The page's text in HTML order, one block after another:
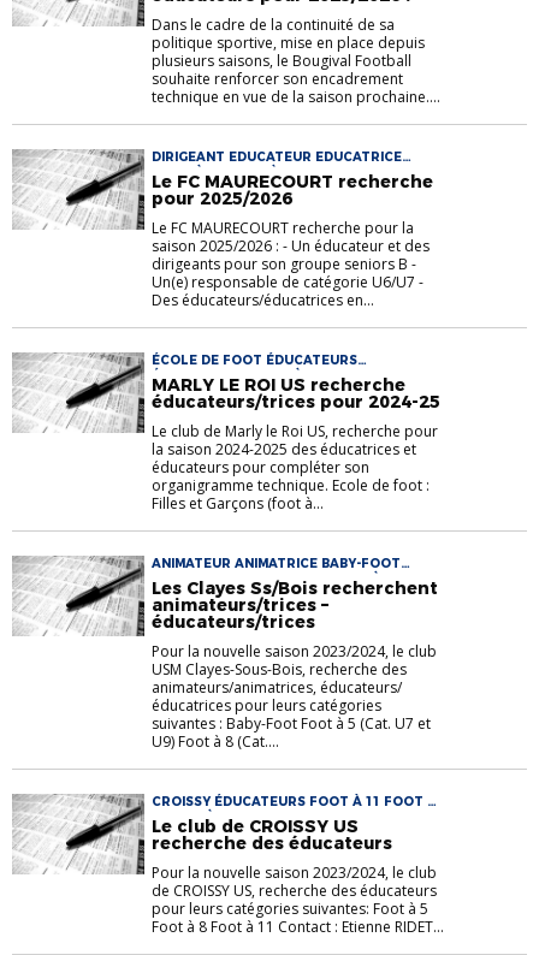
Dans le cadre de la continuité de sa
politique sportive, mise en place depuis
plusieurs saisons, le Bougival Football
souhaite renforcer son encadrement
technique en vue de la saison prochaine....
DIRIGEANT EDUCATEUR EDUCATRICE
FOOT À 11 FOOT À 8 RESPONSABLE
SENIORS U16/U7
Le FC MAURECOURT recherche
pour 2025/2026
Le FC MAURECOURT recherche pour la
saison 2025/2026 : - Un éducateur et des
dirigeants pour son groupe seniors B -
Un(e) responsable de catégorie U6/U7 -
Des éducateurs/éducatrices en...
ÉCOLE DE FOOT ÉDUCATEURS
ÉDUCATRICES FOOT À 11 FOOTBALL
FÉMININ
MARLY LE ROI US recherche
éducateurs/trices pour 2024-25
Le club de Marly le Roi US, recherche pour
la saison 2024-2025 des éducatrices et
éducateurs pour compléter son
organigramme technique. Ecole de foot :
Filles et Garçons (foot à...
ANIMATEUR ANIMATRICE BABY-FOOT
EDUCATEUR EDUCATRICE FOOT À 11 FOOT
À 5 FOOT À 8
Les Clayes Ss/Bois recherchent
animateurs/trices –
éducateurs/trices
Pour la nouvelle saison 2023/2024, le club
USM Clayes-Sous-Bois, recherche des
animateurs/animatrices, éducateurs/
éducatrices pour leurs catégories
suivantes : Baby-Foot Foot à 5 (Cat. U7 et
U9) Foot à 8 (Cat....
CROISSY ÉDUCATEURS FOOT À 11 FOOT À
5 FOOT À 8
Le club de CROISSY US
recherche des éducateurs
Pour la nouvelle saison 2023/2024, le club
de CROISSY US, recherche des éducateurs
pour leurs catégories suivantes: Foot à 5
Foot à 8 Foot à 11 Contact : Etienne RIDET...